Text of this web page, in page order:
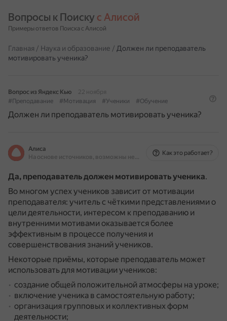
Вопросы к Поиску с Алисой
Примеры ответов Поиска с Алисой
Главная / Наука и образование / Должен ли преподаватель
мотивировать ученика?
Вопрос из Яндекс Кью
22 ноября
#Преподавание
#Мотивация #Ученики #Обучение
Должен ли преподаватель мотивировать ученика?
Алиса
На основе источников, возможны неточности
Как это работает?
Да, преподаватель должен мотивировать ученика.
Во многом успех учеников зависит от мотивации
преподавателя: учитель с чёткими представлениями о
цели деятельности, интересом к преподаванию и
внутренними мотивами оказывается более
эффективным в процессе получения и
совершенствования знаний учеников.
Некоторые приёмы, которые преподаватель может
использовать для мотивации учеников:
создание общей положительной атмосферы на уроке;
включение ученика в самостоятельную работу;
организация групповых и коллективных форм
деятельности;